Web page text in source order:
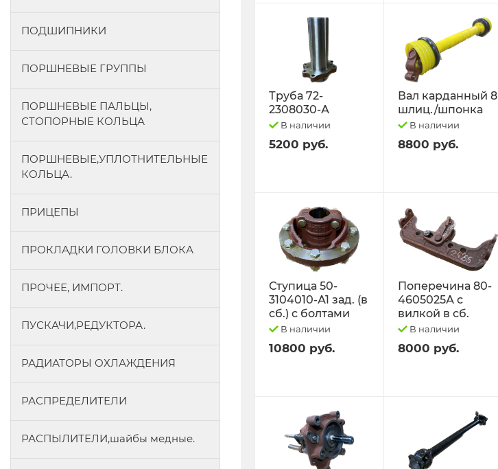
ПОДШИПНИКИ
ПОРШНЕВЫЕ ГРУППЫ
ПОРШНЕВЫЕ ПАЛЬЦЫ,
СТОПОРНЫЕ КОЛЬЦА
ПОРШНЕВЫЕ,УПЛОТНИТЕЛЬНЫЕ
КОЛЬЦА.
ПРИЦЕПЫ
ПРОКЛАДКИ ГОЛОВКИ БЛОКА
ПРОЧЕЕ, ИМПОРТ.
ПУСКАЧИ,РЕДУКТОРА.
РАДИАТОРЫ ОХЛАЖДЕНИЯ
РАСПРЕДЕЛИТЕЛИ
РАСПЫЛИТЕЛИ,шайбы медные.
Труба 72-
2308030-А
В наличии
5200 руб.
Вал карданный 8
шлиц./шпонка
В наличии
8800 руб.
Ступица 50-
3104010-А1 зад. (в
сб.) с болтами
В наличии
10800 руб.
Поперечина 80-
4605025А с
вилкой в сб.
В наличии
8000 руб.